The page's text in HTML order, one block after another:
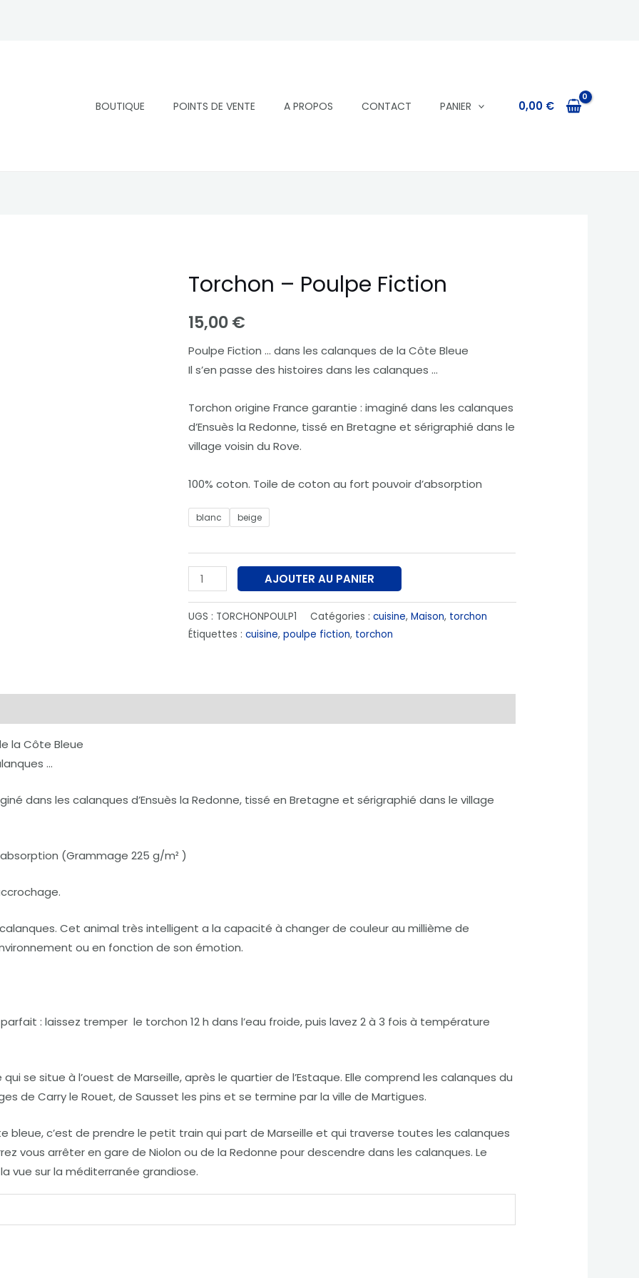
BOUTIQUE POINTS DE VENTE A PROPOS CONTACT PANIER 0,00 €
Torchon – Poulpe Fiction
15,00€
Poulpe Fiction … dans les calanques de la Côte Bleue
Il s’en passe des histoires dans les calanques …
Torchon origine France garantie : imaginé dans les calanques
d’Ensuès la Redonne, tissé en Bretagne et sérigraphié dans le
village voisin du Rove.
100% coton. Toile de coton au fort pouvoir d’absorption
blanc beige
quantité
Torchon
Poulpe
Fiction
AJOUTER AU PANIER
UGS : TORCHONPOULP1 Catégories : cuisine, Maison, torchon
Étiquettes : cuisine, poulpe fiction, torchon
la Côte Bleue
…
dans les calanques d’Ensuès la Redonne, tissé en Bretagne et sérigraphié dans le village
(Grammage 225 g/m² )
Cet animal très intelligent a la capacité à changer de couleur au millième de
ou en fonction de son émotion.
: laissez tremper le torchon 12 h dans l’eau froide, puis lavez 2 à 3 fois à température
se situe à l’ouest de Marseille, après le quartier de l’Estaque. Elle comprend les calanques du
de Carry le Rouet, de Sausset les pins et se termine par la ville de Martigues.
bleue, c’est de prendre le petit train qui part de Marseille et qui traverse toutes les calanques
vous arrêter en gare de Niolon ou de la Redonne pour descendre dans les calanques. Le
vue sur la méditerranée grandiose.